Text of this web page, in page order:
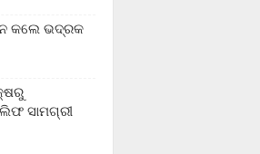
କଲେ ଭଦ୍ରକ
ସାମଗ୍ରୀ